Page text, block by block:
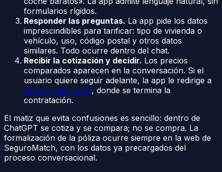
formularios rígidos.
Responder las preguntas. La app pide los datos
imprescindibles para tarificar: tipo de vivienda o
vehículo, uso, código postal y otros datos
similares. Todo ocurre dentro del chat.
Recibir la cotización y decidir. Los precios
comparados aparecen en la conversación. Si el
usuario quiere seguir adelante, la app le redirige a
seguromatch.com, donde se termina la
contratación.
El matiz que evita confusiones es sencillo: dentro de
ChatGPT se cotiza y se compara; no se compra. La
formalización de la póliza ocurre siempre en la web de
SeguroMatch, con los datos ya precargados del
proceso conversacional.